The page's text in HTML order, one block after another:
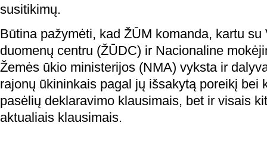
susitikimų.
Būtina pažymėti, kad ŽŪM komanda, kartu su
duomenų centru (ŽŪDC) ir Nacionaline
Žemės ūkio ministerijos (NMA) vyksta ir
rajonų ūkininkais pagal jų išsakytą poreikį bei
pasėlių deklaravimo klausimais, bet ir visais
aktualiais klausimais.